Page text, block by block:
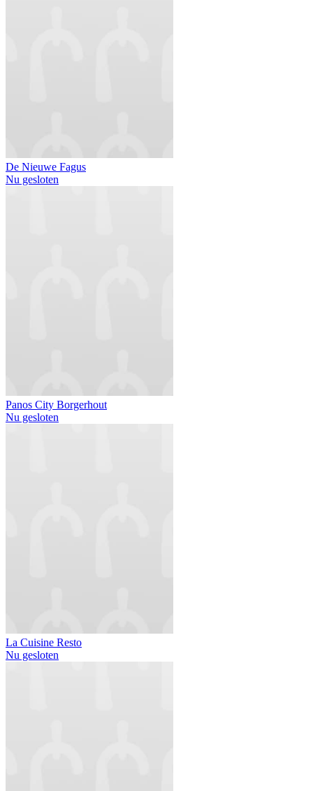
De Nieuwe Fagus
Nu gesloten
Panos City Borgerhout
Nu gesloten
La Cuisine Resto
Nu gesloten